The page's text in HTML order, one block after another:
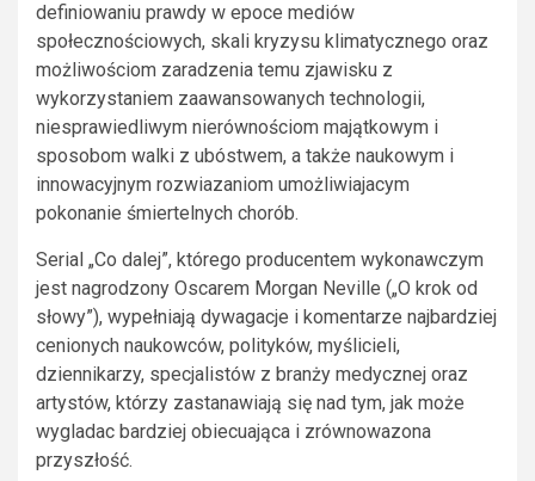
definiowaniu prawdy w epoce mediów
społecznościowych, skali kryzysu klimatycznego oraz
możliwościom zaradzenia temu zjawisku z
wykorzystaniem zaawansowanych technologii,
niesprawiedliwym nierównościom majątkowym i
sposobom walki z ubóstwem, a także naukowym i
innowacyjnym rozwiazaniom umożliwiajacym
pokonanie śmiertelnych chorób.
Serial „Co dalej”, którego producentem wykonawczym
jest nagrodzony Oscarem Morgan Neville („O krok od
słowy”), wypełniają dywagacje i komentarze najbardziej
cenionych naukowców, polityków, myślicieli,
dziennikarzy, specjalistów z branży medycznej oraz
artystów, którzy zastanawiają się nad tym, jak może
wygladac bardziej obiecuająca i zrównowazona
przyszłość.